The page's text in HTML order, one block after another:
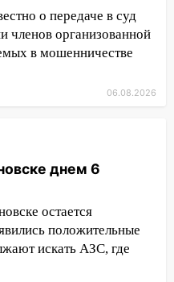
купить иномарку
тысяч рублей
районе
в Ульяновске 7
ребёнком и
суд вынес
пожар
дачный дом и
о передаче в суд
членов организованной
в мошенничестве
06.08.2026
днем 6
остается
положительные
искать АЗС, где